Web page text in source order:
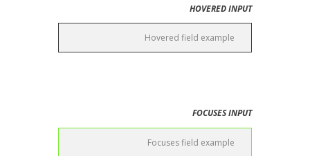
HOVERED INPUT
FOCUSES INPUT